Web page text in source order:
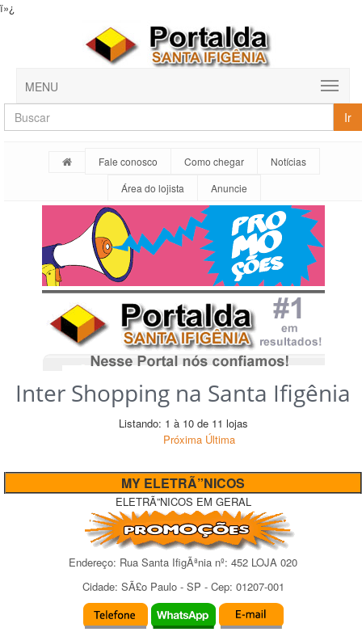
ï»¿
MENU
Ir
Fale conosco Como chegar
Notícias
Área do lojista
Anuncie
Inter Shopping na Santa Ifigênia
Listando: 1 à 10 de 11 lojas
Próxima Última
MY ELETRÃ”NICOS
ELETRÃ”NICOS EM GERAL
Endereço: Rua Santa IfigÃªnia nº: 452 LOJA 020
Cidade: SÃ£o Paulo- SP - Cep: 01207-001